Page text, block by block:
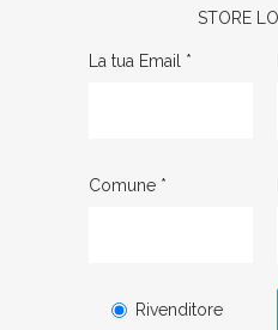
STORE
La tua Email *
Comune *
Rivenditore